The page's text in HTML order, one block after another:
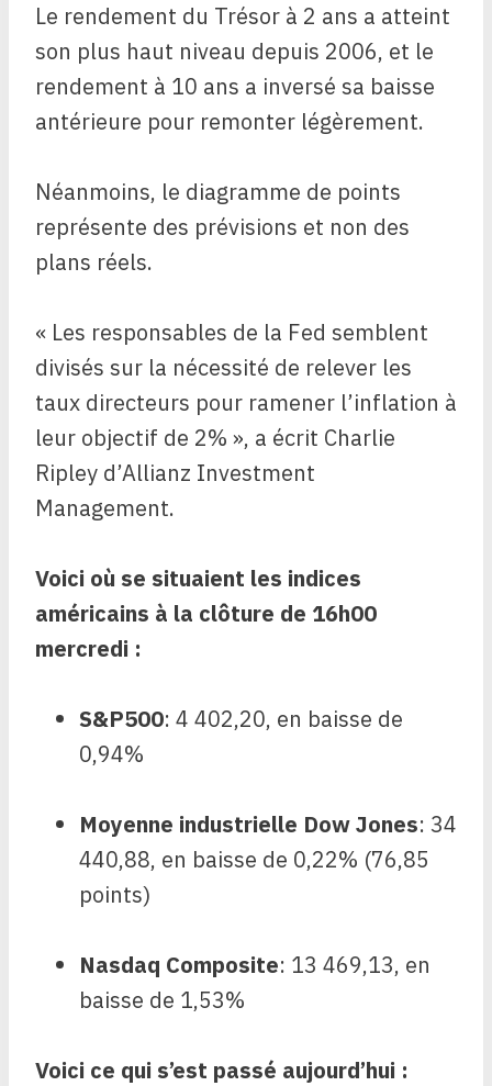
Le rendement du Trésor à 2 ans a atteint
son plus haut niveau depuis 2006, et le
rendement à 10 ans a inversé sa baisse
antérieure pour remonter légèrement.
Néanmoins, le diagramme de points
représente des prévisions et non des
plans réels.
« Les responsables de la Fed semblent
divisés sur la nécessité de relever les
taux directeurs pour ramener l’inflation à
leur objectif de 2% », a écrit Charlie
Ripley d’Allianz Investment
Management.
Voici où se situaient les indices
américains à la clôture de 16h00
mercredi :
S&P500: 4 402,20, en baisse de
0,94%
Moyenne industrielle Dow Jones: 34
440,88, en baisse de 0,22% (76,85
points)
Nasdaq Composite: 13 469,13, en
baisse de 1,53%
Voici ce qui s’est passé aujourd’hui :